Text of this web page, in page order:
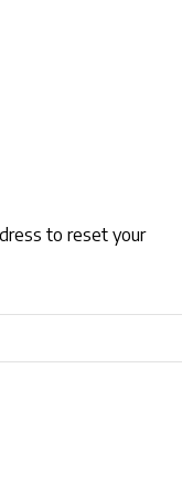
to reset your